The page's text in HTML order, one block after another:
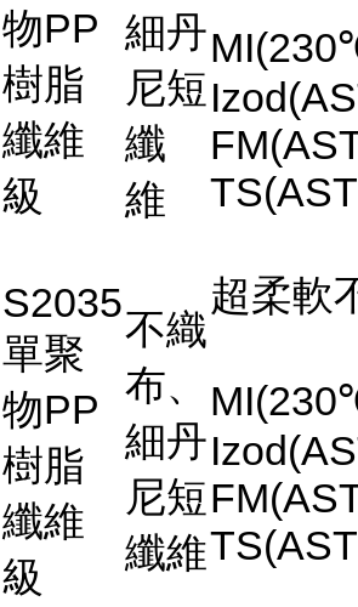
物PP
樹脂
纖維
級
細丹
尼短
纖
維
S2035
單聚
物PP
樹脂
纖維
級
不織
布、
細丹
尼短
纖維
超柔軟